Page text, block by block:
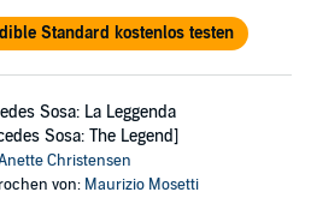
Standard kostenlos testen
Sosa: La Leggenda
Sosa: The Legend]
Christensen
von: Maurizio Mosetti